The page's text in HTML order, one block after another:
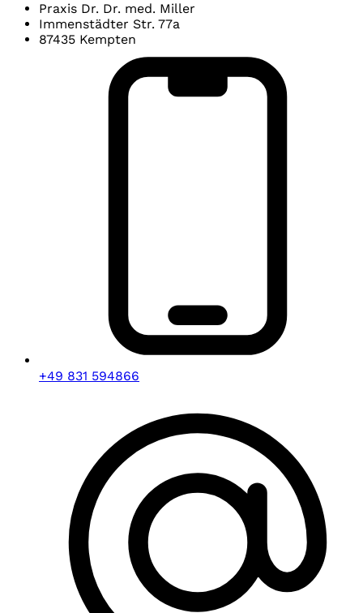
Praxis Dr. Dr. med. Miller
Immenstädter Str. 77a
87435 Kempten
+49 831 594866